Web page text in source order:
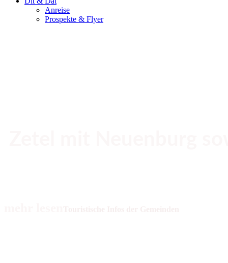
Anreise
Prospekte & Flyer